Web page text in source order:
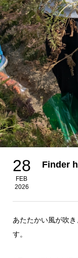
28
FEB
2026
Finder
あたたかい風が吹
す。